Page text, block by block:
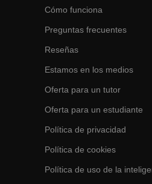
Cómo funciona
Preguntas frecuentes
Reseñas
Estamos en los medios
Oferta para un tutor
Oferta para un estudiante
Política de privacidad
Política de cookies
Política de uso de la